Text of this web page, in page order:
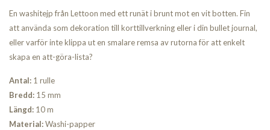
En washitejp från Lettoon med ett runät i brunt mot en vit botten. Fin
att använda som dekoration till korttillverkning eller i din bullet journal,
eller varför inte klippa ut en smalare remsa av rutorna för att enkelt
skapa en att-göra-lista?
Antal: 1 rulle
Bredd: 15 mm
Längd: 10 m
Material:Washi-papper